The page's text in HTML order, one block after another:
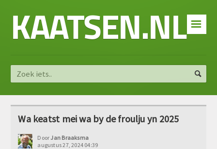
☰
KAATSEN.NL
Wa keatst mei wa by de froulju yn 2025
DoorJan Braaksma
augustus 27, 2024 04:39